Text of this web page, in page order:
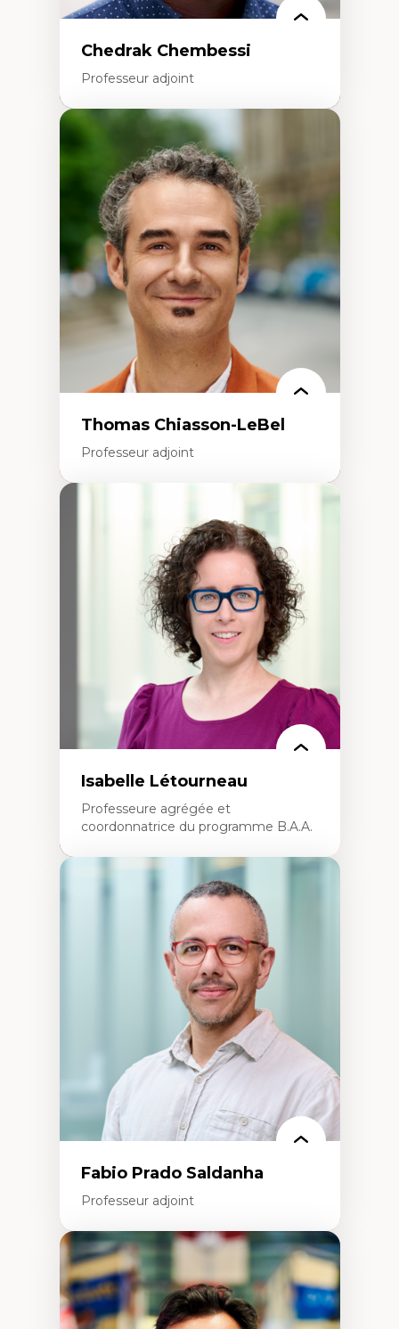
Chedrak Chembessi
Professeur adjoint
Économie circulaire
Modèles d’affaires durables
Histoire des faits économiques
Gestion durable des ressources naturelles
Écologie industrielle
Aménagement durable du territoire
Développement régional
Coopératives
Télétravail en milieu rural francophone
Transition socio-écologique
Thomas Chiasson-LeBel
Professeur adjoint
Théories du développement
Économie politique comparée
Élites économiques
Sociologie économique
Extractivisme
Classes sociales
Mouvements sociaux
Théories de l’État
Isabelle Létourneau
Professeure agrégée et
coordonnatrice du programme B.A.A.
Conciliation travail-vie personnelle
Gestion des ressources humaines
(attraction et fidélisation de la main-
Responsabilité sociale des organisations
Interventions organisationnelles
Comportement organisationnel
(mobilisation au travail)
Recherche qualitative
Éthique des affaires
Fabio Prado Saldanha
Professeur adjoint
Expertises
Innovation sociale
Technologies sociales
Entrepreneuriat social et collectif